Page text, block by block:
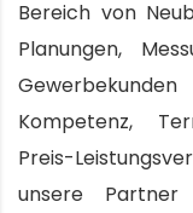
Bereich von
Planungen,
Kompetenz,
Preis-
unsere